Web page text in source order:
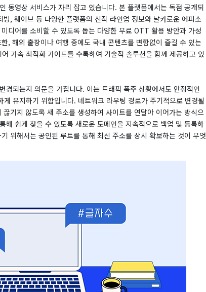
동영상 서비스가 자리 잡고 있습니다. 본 플랫폼에서는 독점 공개되
, 웨이브 등 다양한 플랫폼의 신작 라인업 정보와 날카로운 에피소
디어를 소비할 수 있도록 돕는 다양한 무료 OTT 활용 방안과 가성
, 해외 출장이나 여행 중에도 국내 콘텐츠를 변함없이 즐길 수 있는
가속 최적화 가이드를 수록하여 기술적 솔루션을 함께 제공하고 있
경되는지 의문을 가집니다. 이는 트래픽 폭주 상황에서도 안정적인
유지하기 위함입니다. 네트워크 라우팅 경로가 주기적으로 변경될
기지 않도록 새 주소를 생성하여 사이트를 연달아 이어가는 방식으
해 쉽게 찾을 수 있도록 새로운 도메인을 지속적으로 백업 및 등록하
위해서는 공인된 루트를 통해 최신 주소를 상시 확보하는 것이 무엇